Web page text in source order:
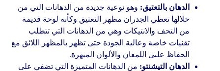
الدهان بالتعتيق: وهو نوعية جديدة من الدهانات التي من
خلالها تعطي الجدران مظهر التعتيق وكأنه لوحة قديمة
من التحف والانتيكات وهي من الدهانات التي تتطلب
تقنيات خاصة وعالية الجودة حتى تظهر بالمظهر اللائق مع
الحفاظ علىى اللمعان والألوان المبهرة.
الدهان التيشنتو: من الدهانات المتميزة التي تضفي على